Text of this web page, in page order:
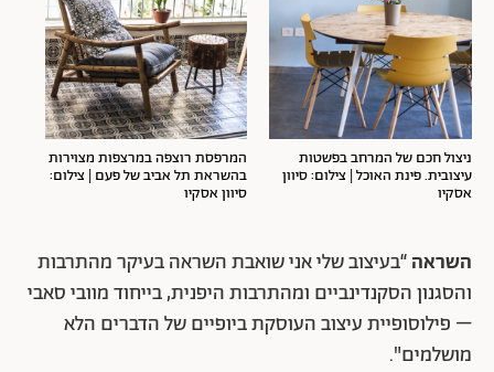
ניצול חכם של המרחב בפשטות
עיצובית. פינת האוכל | צילום: סיוון
אסקיו
המרפסת רוצפה במרצפות מצוירות
בהשראת תל אביב של פעם | צילום:
סיוון אסקיו
השראה“בעיצוב שלי אני שואבת השראה בעיקר מהתרבות
והסגנון הסקנדינביים ומהתרבות היפנית, בייחוד מוובי סאבי
– פילוסופיית עיצוב העוסקת ביופיים של הדברים הלא
מושלמים".